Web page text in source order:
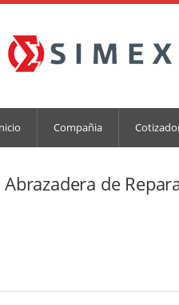
Compañia
Abrazadera de